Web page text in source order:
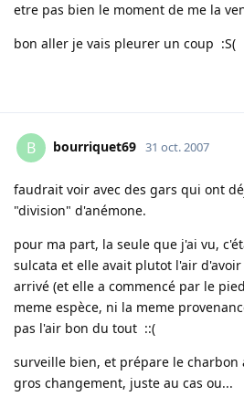
etre pas bien le moment de me la
bon aller je vais pleurer un coup :S(
B bourriquet69 31 oct. 2007
faudrait voir avec des gars qui ont
"division" d'anémone.
pour ma part, la seule que j'ai vu,
sulcata et elle avait plutot l'air
arrivé (et elle a commencé par le
meme espèce, ni la meme
pas l'air bon du tout ::(
surveille bien, et prépare le charbon
gros changement, juste au cas ou...